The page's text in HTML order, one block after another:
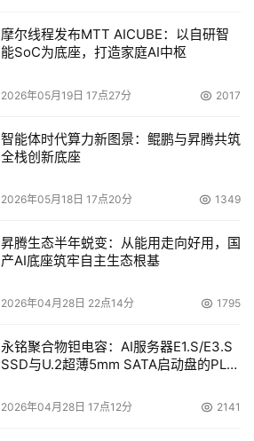
摩尔线程发布MTT AICUBE：以自研智
能SoC为底座，打造家庭AI中枢
2026年05月19日 17点27分 2017
智能体时代算力新图景：鲲鹏与昇腾共筑
全栈创新底座
2026年05月18日 17点20分 1349
昇腾生态半年蜕变：从能用走向好用，国
产AI底座筑牢自主生态根基
2026年04月28日 22点14分 1795
永铭聚合物钽电容：AI服务器E1.S/E3.S
SSD与U.2超薄5mm SATA启动盘的PLP
2026年04月28日 17点12分 2141